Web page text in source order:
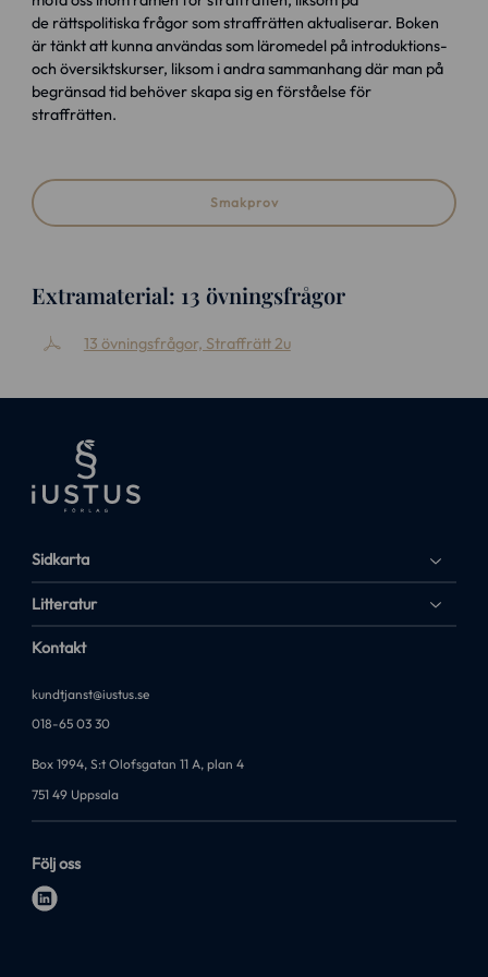
de rättspolitiska frågor som straffrätten aktualiserar. Boken
är tänkt att kunna användas som läromedel på introduktions-
och översiktskurser, liksom i andra sammanhang där man på
begränsad tid behöver skapa sig en förståelse för
straffrätten.
Smakprov
Extramaterial: 13 övningsfrågor
13 övningsfrågor, Straffrätt 2u
Sidkarta
Litteratur
Kontakt
kundtjanst@iustus.se
018-65 03 30
Box 1994, S:t Olofsgatan 11 A, plan 4
751 49 Uppsala
Följ oss
l